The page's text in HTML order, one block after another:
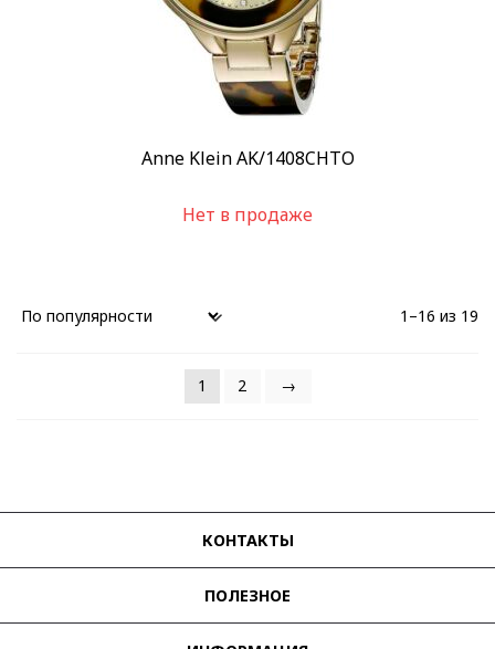
Anne Klein AK/1408CHTO
Нет в продаже
1–16 из 19
1 2 →
КОНТАКТЫ
ПОЛЕЗНОЕ